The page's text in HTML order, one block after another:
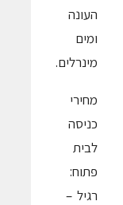
העונה
ומים
מינרלים.
מחירי
כניסה
לבית
פתוח:
רגיל –